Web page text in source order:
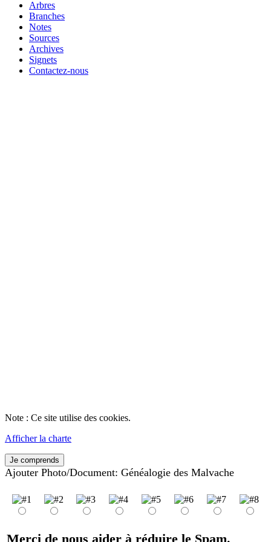
Arbres
Branches
Notes
Sources
Archives
Signets
Contactez-nous
Note : Ce site utilise des cookies.
Afficher la charte
Je comprends
Ajouter Photo/Document: Généalogie des Malvache
Merci de nous aider à réduire le Spam.